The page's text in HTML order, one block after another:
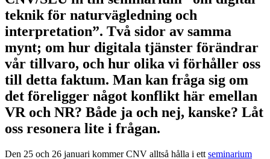
teknik för naturvägledning och
interpretation”. Två sidor av samma
mynt; om hur digitala tjänster förändrar
vår tillvaro, och hur olika vi förhåller oss
till detta faktum. Man kan fråga sig om
det föreligger något konflikt här emellan
VR och NR? Både ja och nej, kanske? Låt
oss resonera lite i frågan.
Den 25 och 26 januari kommer CNV alltså hålla i ett seminarium